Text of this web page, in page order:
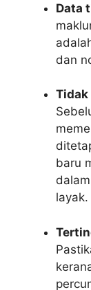
Data
dan
Tidak
baru
layak.